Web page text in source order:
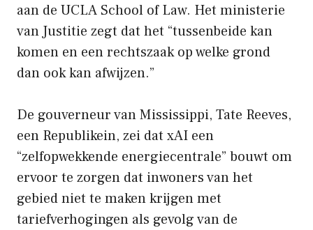
aan de UCLA School of Law. Het ministerie
van Justitie zegt dat het “tussenbeide kan
komen en een rechtszaak op welke grond
dan ook kan afwijzen.”
De gouverneur van Mississippi, Tate Reeves,
een Republikein, zei dat xAI een
“zelfopwekkende energiecentrale” bouwt om
ervoor te zorgen dat inwoners van het
gebied niet te maken krijgen met
tariefverhogingen als gevolg van de